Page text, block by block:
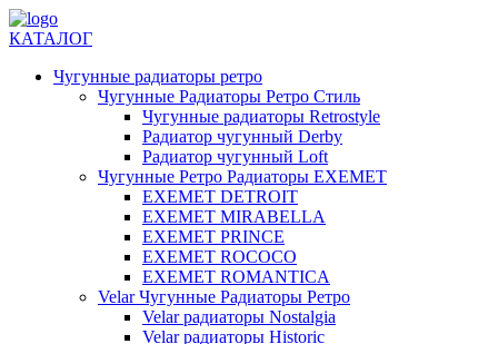
КАТАЛОГ
Чугунные радиаторы ретро
Чугунные Радиаторы Ретро Стиль
Чугунные радиаторы Retrostyle
Радиатор чугунный Derby
Радиатор чугунный Loft
Чугунные Ретро Радиаторы EXEMET
EXEMET DETROIT
EXEMET MIRABELLA
EXEMET PRINCE
EXEMET ROCOCO
EXEMET ROMANTICA
Velar Чугунные Радиаторы Ретро
Velar радиаторы Nostalgia
Velar радиаторы Historic